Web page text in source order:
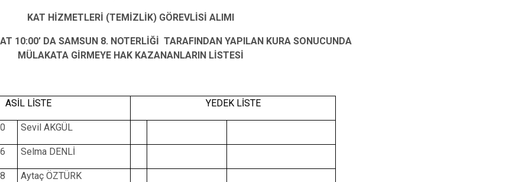
KAT HİZMETLERİ (TEMİZLİK) GÖREVLİSİ ALIMI
10:00’ DA SAMSUN 8. NOTERLİĞİ TARAFINDAN YAPILAN KURA SONUCUNDA
MÜLAKATA GİRMEYE HAK KAZANANLARIN LİSTESİ
ASİL LİSTE YEDEK LİSTE
Sevil AKGÜL
Selma DENLİ
Aytaç ÖZTÜRK